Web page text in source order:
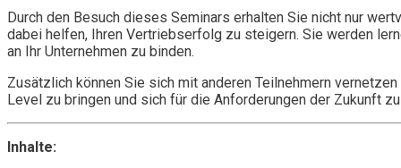
Durch den Besuch dieses Seminars erhalten Sie nicht nur
dabei helfen, Ihren Vertriebserfolg zu steigern. Sie werden
an Ihr Unternehmen zu binden.
Zusätzlich können Sie sich mit anderen Teilnehmern
Level zu bringen und sich für die Anforderungen der Zukunft
Inhalte: